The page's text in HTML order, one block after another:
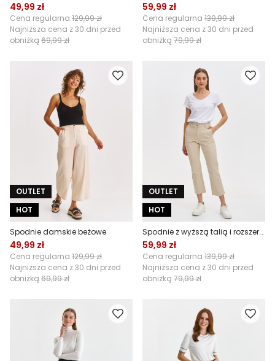
49,99 zł
Cena regularna 129,99 zł
Najniższa cena z 30 dni przed
obniżką 69,99 zł
59,99 zł
Cena regularna 139,99 zł
Najniższa cena z 30 dni przed
obniżką 79,99 zł
OUTLET
HOT
Spodnie damskie beżowe
49,99 zł
Cena regularna 129,99 zł
Najniższa cena z 30 dni przed
obniżką 69,99 zł
OUTLET
HOT
Spodnie z wyższą talią i rozszerzaną nogawką
59,99 zł
Cena regularna 139,99 zł
Najniższa cena z 30 dni przed
obniżką 79,99 zł